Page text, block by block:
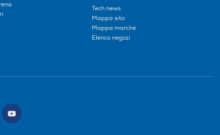
Tech news
Mappa sito
Mappa marche
Elenco negozi